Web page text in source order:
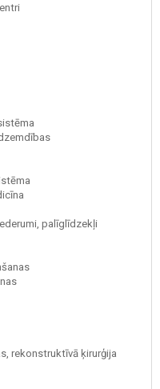
palīglīdzekļi
rekonstruktīvā ķirurģija